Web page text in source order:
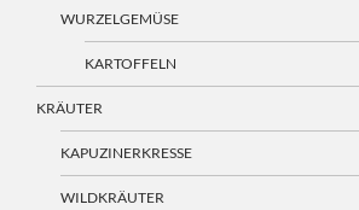
WURZELGEMÜSE
KARTOFFELN
KRÄUTER
KAPUZINERKRESSE
WILDKRÄUTER